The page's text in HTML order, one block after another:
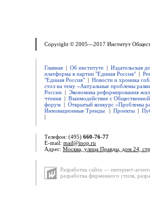
Copyright © 2005—2017 Институт
Главная | Об институте | Издательская
платформа в партии "Единая Россия" |
"Единая Россия" | Новости и хроника
стол на тему «Актуальные проблемы
России | Экономика реформирования
чтения | Взаимодействие с
форум | Открытый конкурс «Проблемы
Инновационные Тренды
| Проекты |
|
Телефон: (495) 660-76-77
E-mail: mail@inop.ru
Адрес: Москва, улица Правды, дом 24,
Разработка сайта — интернет-
разработка фирменного стиля